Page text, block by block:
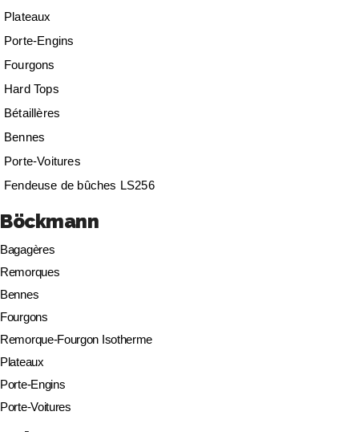
Plateaux
Porte-Engins
Fourgons
Hard Tops
Bétaillères
Bennes
Porte-Voitures
Fendeuse de bûches LS256
Böckmann
Bagagères
Remorques
Bennes
Fourgons
Remorque-Fourgon Isotherme
Plateaux
Porte-Engins
Porte-Voitures